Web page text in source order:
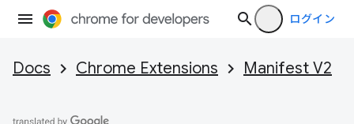
ログイン
Docs Chrome Extensions Manifest V2